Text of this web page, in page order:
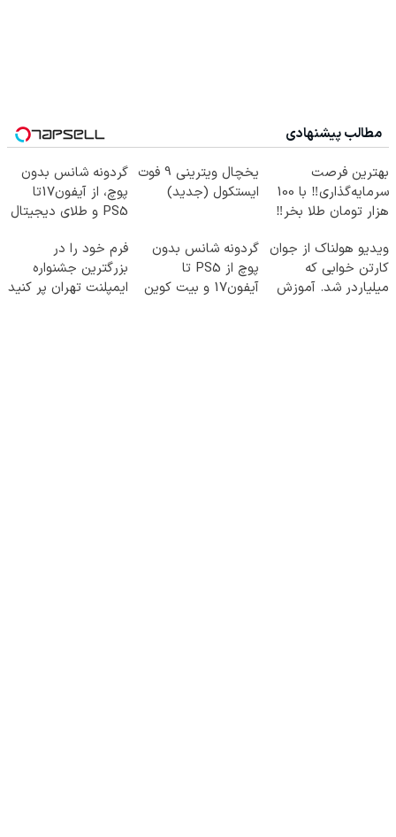
مطالب پیشنهادی
بهترین فرصت
سرمایه‌گذاری‼️ با 100
هزار تومان طلا بخر‼️
یخچال ویترینی 9 فوت
ایستکول (جدید)
گردونه شانس بدون
پوچ، از آیفون17تا
PS5 و طلای دیجیتال
ویدیو هولناک از جوان
کارتن خوابی که
میلیاردر شد. آموزش
گردونه شانس بدون
پوچ از PS5 تا
آیفون17 و بیت کوین
فرم خود را در
بزرگترین جشنواره
ایمپلنت تهران پر کنید